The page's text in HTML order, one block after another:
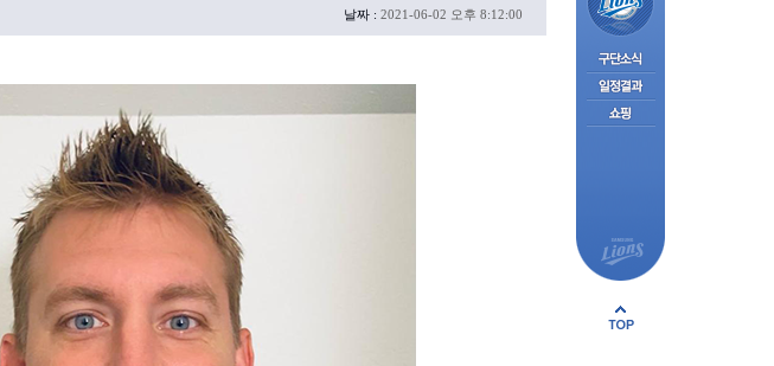
날짜 : 2021-06-02 오후 8:12:00